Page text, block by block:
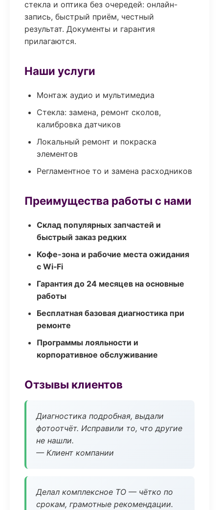
стекла и оптика без очередей: онлайн-
запись, быстрый приём, честный
результат. Документы и гарантия
прилагаются.
Наши услуги
Монтаж аудио и мультимедиа
Стекла: замена, ремонт сколов,
калибровка датчиков
Локальный ремонт и покраска
элементов
Регламентное то и замена расходников
Преимущества работы с нами
Склад популярных запчастей и
быстрый заказ редких
Кофе-зона и рабочие места ожидания
с Wi‑Fi
Гарантия до 24 месяцев на основные
работы
Бесплатная базовая диагностика при
ремонте
Программы лояльности и
корпоративное обслуживание
Отзывы клиентов
Диагностика подробная, выдали
фотоотчёт. Исправили то, что другие
не нашли.
— Клиент компании
Делал комплексное ТО — чётко по
срокам, грамотные рекомендации.